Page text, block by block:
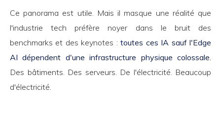
Ce panorama est utile. Mais il masque une réalité que
l'industrie tech préfère noyer dans le bruit des
benchmarks et des keynotes :toutes ces IA sauf l'Edge
AI dépendent d'une infrastructure physique colossale.
Des bâtiments. Des serveurs. De l'électricité. Beaucoup
d'électricité.